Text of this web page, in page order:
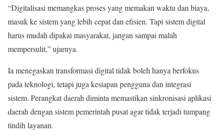
“Digitalisasi memangkas proses yang memakan waktu dan biaya,
masuk ke sistem yang lebih cepat dan efisien. Tapi sistem digital
harus mudah dipakai masyarakat, jangan sampai malah
mempersulit,” ujarnya.
Ia menegaskan transformasi digital tidak boleh hanya berfokus
pada teknologi, tetapi juga kesiapan pengguna dan integrasi
sistem. Perangkat daerah diminta memastikan sinkronisasi aplikasi
daerah dengan sistem pemerintah pusat agar tidak terjadi tumpang
tindih layanan.